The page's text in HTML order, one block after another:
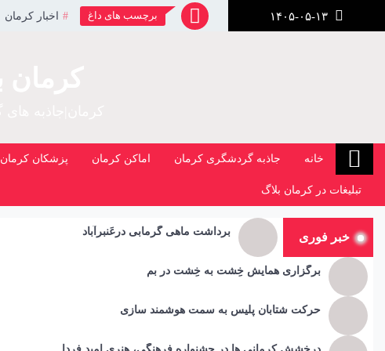
برچسب های داغ اخبار کرمان
خانه جاذبه گردشگری کرمان اماکن کرمان پزشکان کرمان
تبلیغات در کرمان بلاگ
خبر فوری برداشت ماهی گرمابی درعَنبرآباد
برگزاری همایش خِشت به خِشت در بم
حرکت شتابان پلیس به سمت هوشمند سازی